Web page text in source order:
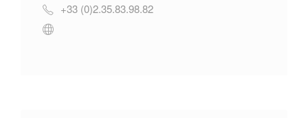
+33 (0)2.35.83.98.82